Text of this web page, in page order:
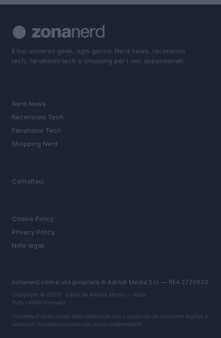
Il tuo universo geek, ogni giorno. Nerd news, recensioni
tech, fanatismo tech e shopping per i veri appassionati.
Nerd News
Recensioni Tech
Fanatismo Tech
Shopping Nerd
Contattaci
Cookie Policy
Privacy Policy
Note legali
zonanerd.com è una proprietà di AdHub Media S.r.l. — REA 2729933
Copyright © 2026 · Edito da AdHub Media — Italia
Tutti i diritti riservati
I contenuti sono curati dalla redazione con il supporto di strumenti digitali e
realizzati in collaborazione con autori indipendenti.